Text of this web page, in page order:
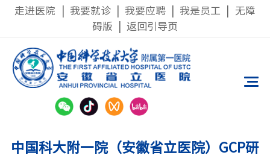
走进医院 我要就诊 我要应聘 我是员工
无障
碍版
返回引导页
中国科大附一院（安徽省立医院）GCP研